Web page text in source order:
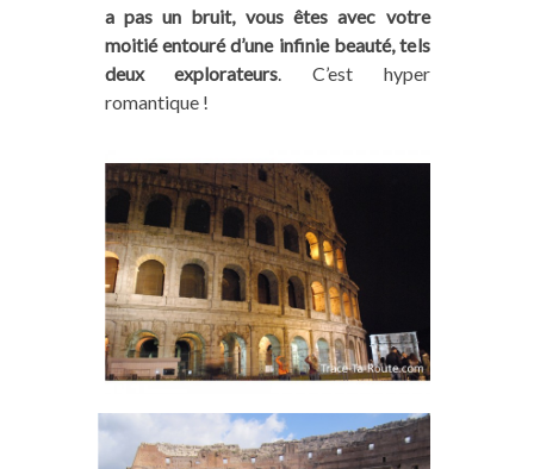
a pas un bruit, vous êtes avec votre
moitié entouré d’une infinie beauté, tels
deux explorateurs . C’est hyper
romantique !